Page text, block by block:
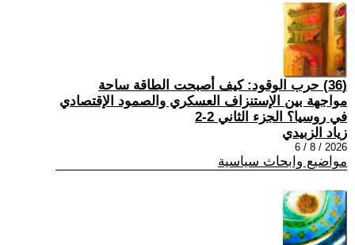
(36) حرب الوقود: كيف أصبحت الطاقة ساحة
مواجهة بين الإستنزاف العسكري والصمود الإقتصادي
في روسيا؟ الجزء الثاني 2-2
زياد الزبيدي
2026 / 8 / 6
مواضيع وابحاث سياسية